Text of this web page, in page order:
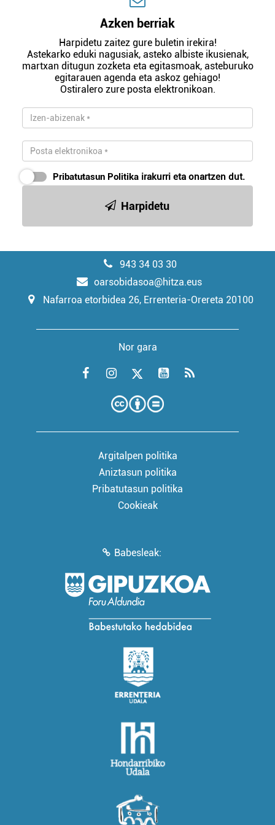
Azken berriak
Harpidetu zaitez gure buletin irekira!
Astekarko eduki nagusiak, asteko albiste ikusienak,
martxan ditugun zozketa eta egitasmoak, asteburuko
egitarauen agenda eta askoz gehiago!
Ostiralero zure posta elektronikoan.
Pribatutasun Politika irakurri eta onartzen dut.
Harpidetu
943 34 03 30
oarsobidasoa@hitza.eus
Nafarroa etorbidea 26, Errenteria-Orereta 20100
Nor gara
Argitalpen politika
Aniztasun politika
Pribatutasun politika
Cookieak
Babesleak: